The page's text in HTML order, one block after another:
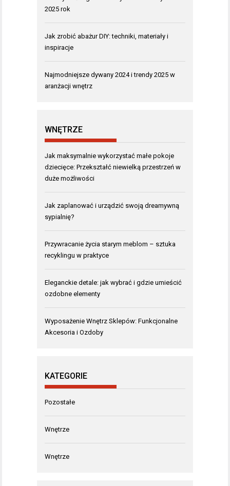
2025 rok
Jak zrobić abażur DIY: techniki, materiały i
inspiracje
Najmodniejsze dywany 2024 i trendy 2025 w
aranżacji wnętrz
WNĘTRZE
Jak maksymalnie wykorzystać małe pokoje
dziecięce: Przekształć niewielką przestrzeń w
duże możliwości
Jak zaplanować i urządzić swoją dreamywną
sypialnię?
Przywracanie życia starym meblom – sztuka
recyklingu w praktyce
Eleganckie detale: jak wybrać i gdzie umieścić
ozdobne elementy
Wyposażenie Wnętrz Sklepów: Funkcjonalne
Akcesoria i Ozdoby
KATEGORIE
Pozostałe
Wnętrze
Wnętrze